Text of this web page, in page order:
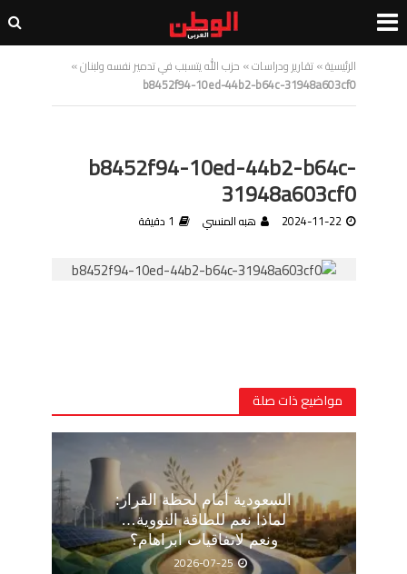
الرئيسية»تقارير ودراسات» حزب الله يتسبب في تدمير نفسه ولبنان»
b8452f94-10ed-44b2-b64c-31948a603cf0
b8452f94-10ed-44b2-b64c-
31948a603cf0
2024-11-22 هبه المنسي 1 دقيقة
مواضيع ذات صلة
السعودية أمام لحظة القرار:
لماذا نعم للطاقة النووية…
ونعم لاتفاقيات أبراهام؟
2026-07-25